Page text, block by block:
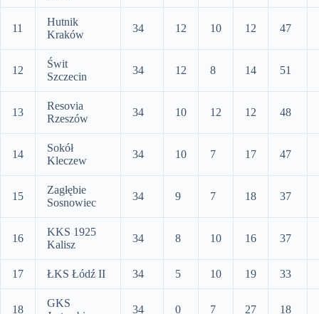
11
Hutnik
Kraków
34 12 10 12 47
12
Świt
Szczecin
34 12 8 14 51
13
Resovia
Rzeszów
34 10 12 12 48
14
Sokół
Kleczew
34 10 7 17 47
15
Zagłębie
Sosnowiec
34 9 7 18 37
16
KKS 1925
Kalisz
34 8 10 16 37
17 ŁKS Łódź II 34 5 10 19 33
18
GKS
34 0 7 27 18